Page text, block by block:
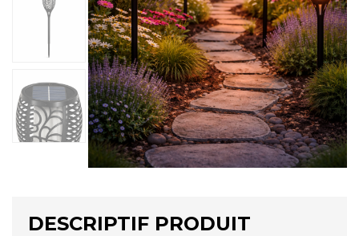
DESCRIPTIF PRODUIT